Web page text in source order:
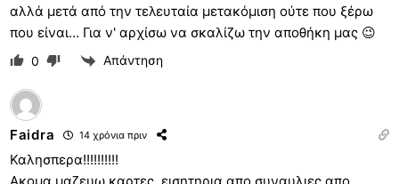
αλλά μετά από την τελευταία μετακόμιση ούτε που ξέρω
που είναι… Για ν' αρχίσω να σκαλίζω την αποθήκη μας 😉
0 Απάντηση
Faidra 14 χρόνια πριν
Καλησπερα!!!!!!!!!!